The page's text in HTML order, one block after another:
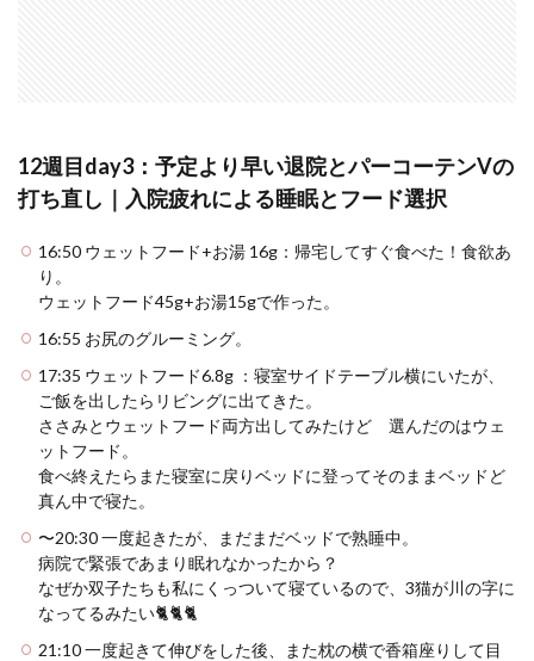
12週目day3：予定より早い退院とパーコーテンVの
打ち直し｜入院疲れによる睡眠とフード選択
16:50 ウェットフード+お湯 16g：帰宅してすぐ食べた！食欲あ
り。
ウェットフード45g+お湯15gで作った。
16:55 お尻のグルーミング。
17:35 ウェットフード6.8g ：寝室サイドテーブル横にいたが、
ご飯を出したらリビングに出てきた。
ささみとウェットフード両方出してみたけど 選んだのはウェ
ットフード。
食べ終えたらまた寝室に戻りベッドに登ってそのままベッドど
真ん中で寝た。
〜20:30 一度起きたが、まだまだベッドで熟睡中。
病院で緊張であまり眠れなかったから？
なぜか双子たちも私にくっついて寝ているので、3猫が川の字に
なってるみたい🐈🐈🐈
21:10 一度起きて伸びをした後、また枕の横で香箱座りして目